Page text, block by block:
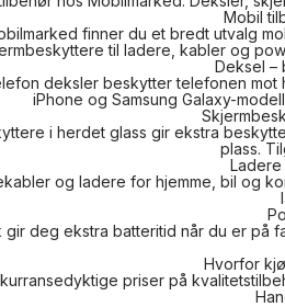
Mobil
finner du et bredt utvalg
til ladere, kabler og
Deksel –
deksler beskytter telefonen mot
iPhone og Samsung Galaxy-
i herdet glass gir ekstra
plass.
og ladere for hjemme, bil og
gir deg ekstra batteritid når du er på
Hvorfor
priser på